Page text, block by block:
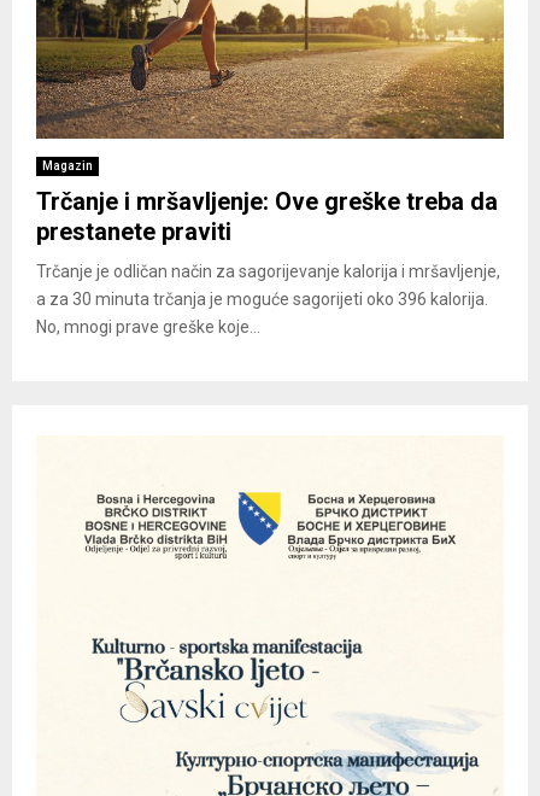
Magazin
Trčanje i mršavljenje: Ove greške treba da
prestanete praviti
Trčanje je odličan način za sagorijevanje kalorija i mršavljenje,
a za 30 minuta trčanja je moguće sagorijeti oko 396 kalorija.
No, mnogi prave greške koje...